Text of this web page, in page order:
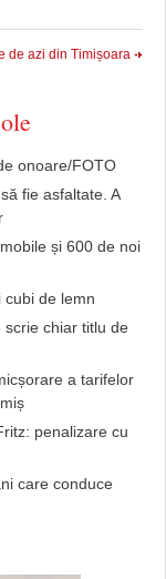
de azi din Timișoara
onoare/FOTO
fie asfaltate. A
și 600 de noi
cubi de lemn
scrie chiar titlu de
a tarifelor
penalizare cu
care conduce